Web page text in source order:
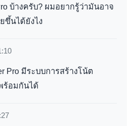
บ้างครับ? ผมอยากรู้ว่ามันอาจ
ขึ้นได้ยังไง
Pro มีระบบการสร้างโน้ต
ร้อมกันได้